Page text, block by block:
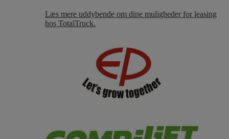
Læs mere uddybende om dine muligheder for leasing
hos TotalTruck.